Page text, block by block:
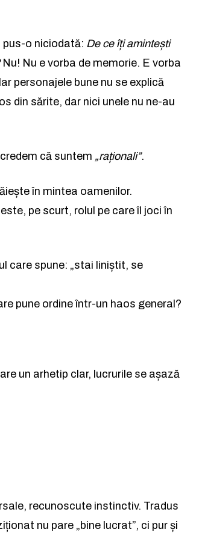
afacerilor și a
afacerilor și a
a ideilor care inspiră.
te la newsletterul The List și
pus-o niciodată: De ce îți amintești
Nu! Nu e vorba de memorie. E vorba
personajele bune nu se explică
din sărite, dar nici unele nu ne-au
că suntem „raționali”.
în mintea oamenilor.
pe scurt, rolul pe care îl joci în
care spune: „stai liniștit, se
pune ordine într-un haos general?
un arhetip clar, lucrurile se așază
recunoscute instinctiv. Tradus
nu pare „bine lucrat”, ci pur și